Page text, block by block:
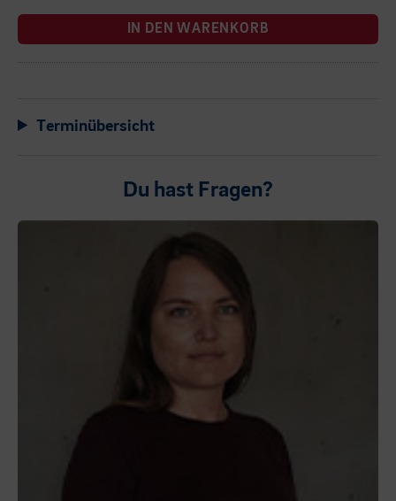
IN DEN WARENKORB
Terminübersicht
Du hast Fragen?